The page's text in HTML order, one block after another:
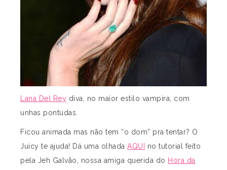
Lana Del Rey diva, no maior estilo vampira, com
unhas pontudas.
Ficou animada mas não tem “o dom” pra tentar? O
Juicy te ajuda! Dá uma olhada AQUI
no tutorial feito
pela Jeh Galvão, nossa amiga querida do Hora da